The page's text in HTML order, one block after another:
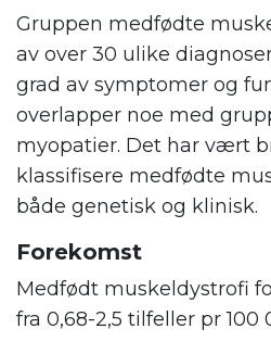
Gruppen medfødte
av over 30 ulike
grad av symptomer og
overlapper noe med
myopatier. Det har vært
klassifisere medfødte
både genetisk og klinisk.
Forekomst
Medfødt muskeldystrofi
fra 0,68-2,5 tilfeller pr